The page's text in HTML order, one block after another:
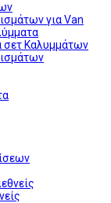
για Van
Καλυμμάτων